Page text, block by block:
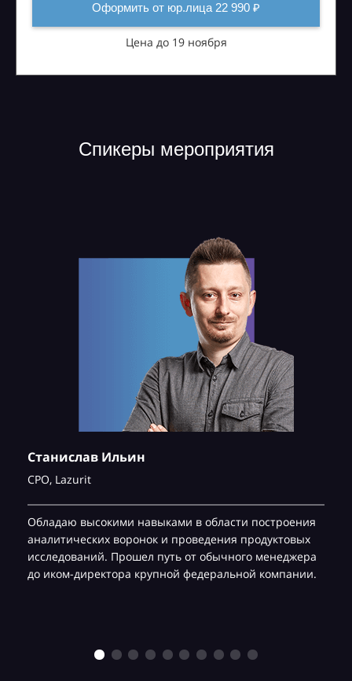
Оформить от юр.лица 22 990 ₽
Цена до 19 ноября
Спикеры мероприятия
Станислав Ильин
CPO, Lazurit
Обладаю высокими навыками в области построения
аналитических воронок и проведения продуктовых
исследований. Прошел путь от обычного менеджера
до иком-директора крупной федеральной компании.